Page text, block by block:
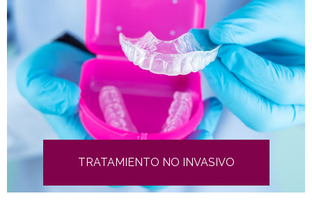
TRATAMIENTO NO INVASIVO